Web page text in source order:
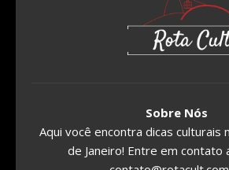
Sobre Nós
Aqui você encontra dicas culturais
de Janeiro! Entre em contato